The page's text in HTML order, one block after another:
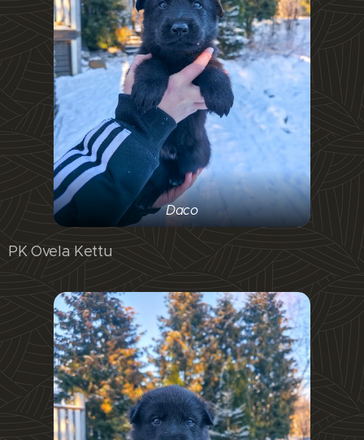
Daco
PK Ovela Kettu